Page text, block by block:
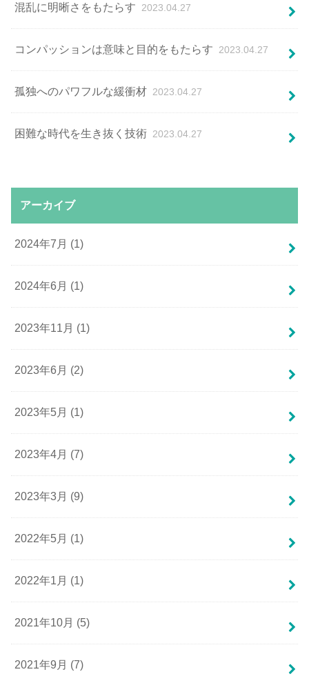
混乱に明晰さをもたらす 2023.04.27
コンパッションは意味と⽬的をもたらす 2023.04.27
孤独へのパワフルな緩衝材 2023.04.27
困難な時代を生き抜く技術 2023.04.27
アーカイブ
2024年7月 (1)
2024年6月 (1)
2023年11月 (1)
2023年6月 (2)
2023年5月 (1)
2023年4月 (7)
2023年3月 (9)
2022年5月 (1)
2022年1月 (1)
2021年10月 (5)
2021年9月 (7)